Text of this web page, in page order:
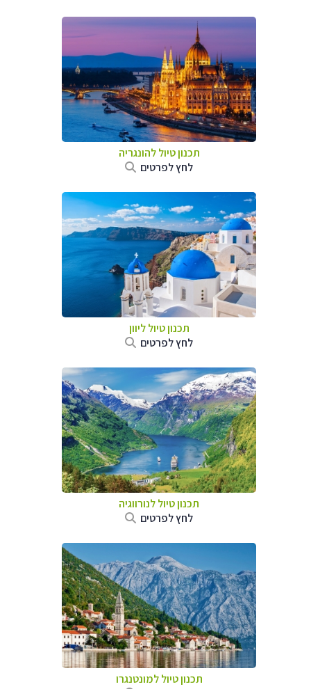
תכנון טיול להונגריה
לחץ לפרטים
תכנון טיול ליוון
לחץ לפרטים
תכנון טיול לנורווגיה
לחץ לפרטים
תכנון טיול למונטנגרו